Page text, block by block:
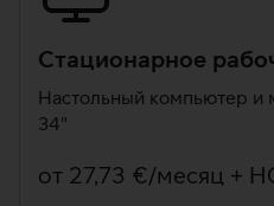
Стационарное
Настольный компьютер и
34"
oт 27,73 €/месяц +